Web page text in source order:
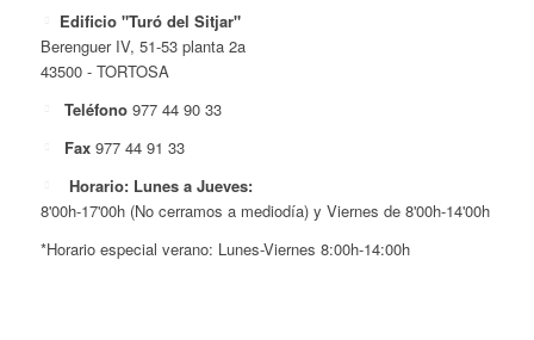
Edificio "Turó del Sitjar"
Berenguer IV, 51-53 planta 2a
43500 - TORTOSA
Teléfono 977 44 90 33
Fax 977 44 91 33
Horario: Lunes a Jueves:
8'00h-17'00h (No cerramos a mediodía) y Viernes de 8'00h-14'00h
*Horario especial verano: Lunes-Viernes 8:00h-14:00h